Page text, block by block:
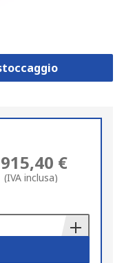
€
(IVA inclusa)